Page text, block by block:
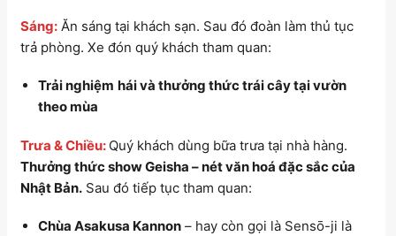
Sáng: Ăn sáng tại khách sạn. Sau đó đoàn làm thủ tục
trả phòng. Xe đón quý khách tham quan:
Trải nghiệm hái và thưởng thức trái cây tại vườn
theo mùa
Trưa & Chiều: Quý khách dùng bữa trưa tại nhà hàng.
Thưởng thức show Geisha – nét văn hoá đặc sắc của
Nhật Bản. Sau đó tiếp tục tham quan:
Chùa Asakusa Kannon– hay còn gọi là Sensō-ji là